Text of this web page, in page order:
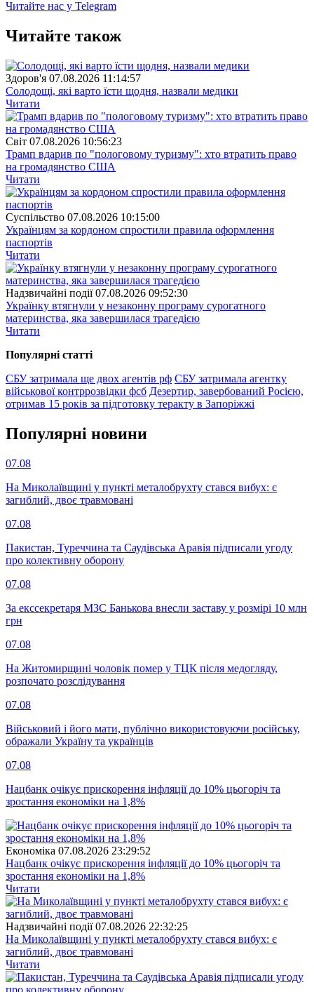
Читайте нас у Telegram
Читайте також
Здоров'я 07.08.2026 11:14:57
Солодощі, які варто їсти щодня, назвали медики
Читати
Свiт 07.08.2026 10:56:23
Трамп вдарив по "пологовому туризму": хто втратить право
на громадянство США
Читати
Суспiльство 07.08.2026 10:15:00
Українцям за кордоном спростили правила оформлення
паспортів
Читати
Надзвичайні події 07.08.2026 09:52:30
Українку втягнули у незаконну програму сурогатного
материнства, яка завершилася трагедією
Читати
Популярнi статтi
СБУ затримала ще двох агентів рф СБУ затримала агентку
військової контррозвідки фсб Дезертир, завербований Росією,
отримав 15 років за підготовку теракту в Запоріжжі
Популярнi новини
07.08
На Миколаївщині у пункті металобрухту стався вибух: є
загиблий, двоє травмовані
07.08
Пакистан, Туреччина та Саудівська Аравія підписали угоду
про колективну оборону
07.08
За екссекретаря МЗС Банькова внесли заставу у розмірі 10 млн
грн
07.08
На Житомирщині чоловік помер у ТЦК після медогляду,
розпочато розслідування
07.08
Військовий і його мати, публічно використовуючи російську,
ображали Україну та українців
07.08
Нацбанк очікує прискорення інфляції до 10% цьогоріч та
зростання економіки на 1,8%
Економіка 07.08.2026 23:29:52
Нацбанк очікує прискорення інфляції до 10% цьогоріч та
зростання економіки на 1,8%
Читати
Надзвичайні події 07.08.2026 22:32:25
На Миколаївщині у пункті металобрухту стався вибух: є
загиблий, двоє травмовані
Читати